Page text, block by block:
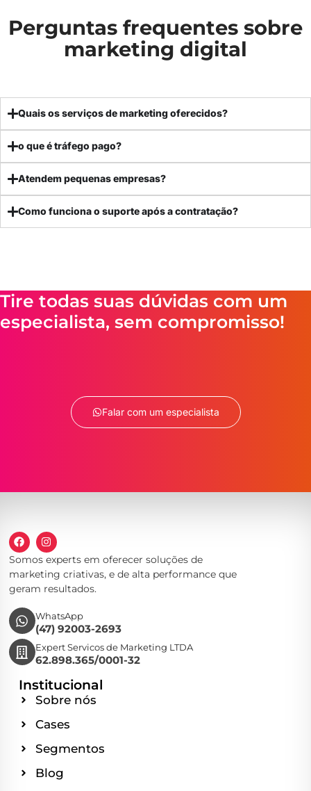
Perguntas frequentes sobre
marketing digital
Quais os serviços de marketing oferecidos?
o que é tráfego pago?
Atendem pequenas empresas?
Como funciona o suporte após a contratação?
Tire todas suas dúvidas com um
especialista, sem compromisso!
Falar com um especialista
Somos experts em oferecer soluções de
marketing criativas, e de alta performance que
geram resultados.
WhatsApp
(47) 92003-2693
Expert Servicos de Marketing LTDA
62.898.365/0001-32
Institucional
Sobre nós
Cases
Segmentos
Blog